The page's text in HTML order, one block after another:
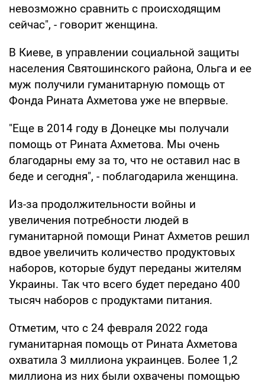
невозможно сравнить с происходящим
сейчас", - говорит женщина.
В Киеве, в управлении социальной защиты
населения Святошинского района, Ольга и ее
муж получили гуманитарную помощь от
Фонда Рината Ахметова уже не впервые.
"Еще в 2014 году в Донецке мы получали
помощь от Рината Ахметова. Мы очень
благодарны ему за то, что не оставил нас в
беде и сегодня", - поблагодарила женщина.
Из-за продолжительности войны и
увеличения потребности людей в
гуманитарной помощи Ринат Ахметов решил
вдвое увеличить количество продуктовых
наборов, которые будут переданы жителям
Украины. Так что всего будет передано 400
тысяч наборов с продуктами питания.
Отметим, что с 24 февраля 2022 года
гуманитарная помощь от Рината Ахметова
охватила 3 миллиона украинцев. Более 1,2
миллиона из них были охвачены помощью